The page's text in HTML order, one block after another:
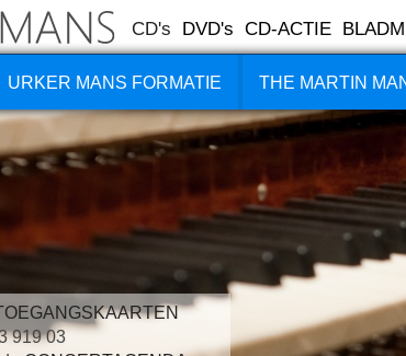
CD's DVD's CD-ACTIE
URKER MANS FORMATIE THE MARTIN
919 03